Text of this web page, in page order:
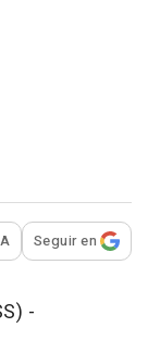
para
Seguir en
-